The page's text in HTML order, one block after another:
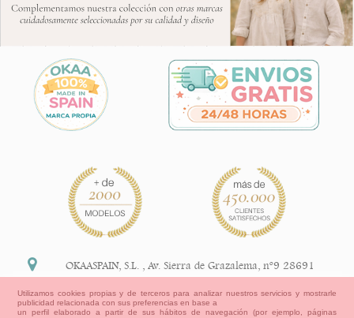
OKAASPAIN, S.L. ,Av. Sierra de Grazalema, nº9 28691
+34 91 113 89 09
Utilizamos cookies propias y de terceros para analizar nuestros servicios y mostrarle
publicidad relacionada con sus preferencias en base a
un perfil elaborado a partir de sus hábitos de navegación (por ejemplo, páginas